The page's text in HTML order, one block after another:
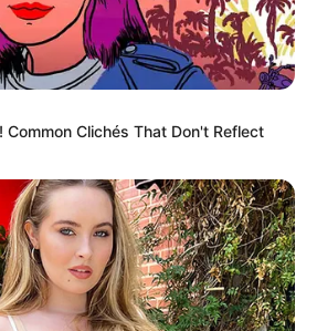
Clichés That Don't Reflect